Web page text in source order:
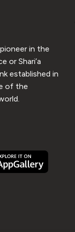
in the
or Shari’a
established in
of the